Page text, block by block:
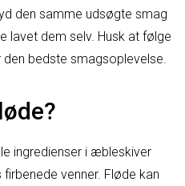
den samme udsøgte smag
lavet dem selv. Husk at følge
bedste smagsoplevelse.
ingredienser i æbleskiver
venner. Fløde kan